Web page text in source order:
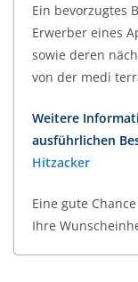
Ein bevorzugtes
Erwerber eines
sowie deren
von der medi
Weitere
ausführlichen
Hitzacker
Eine gute
Ihre